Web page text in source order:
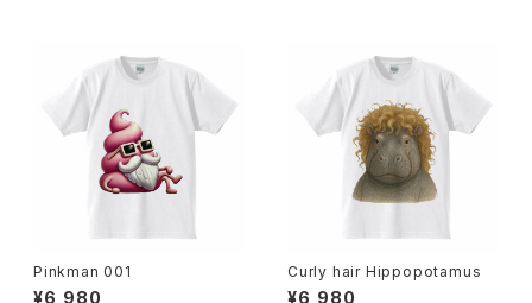
Pinkman 001
¥6,980
Curly hair Hippopotamus
¥6,980